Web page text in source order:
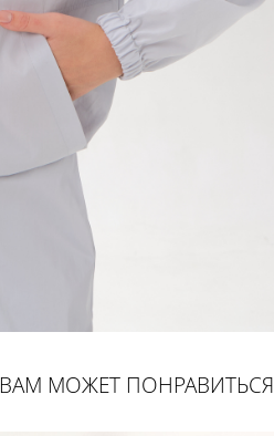
ВАМ МОЖЕТ ПОНРАВИТЬСЯ